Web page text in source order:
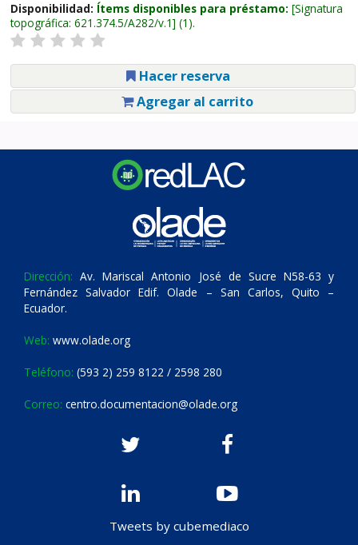
Disponibilidad: Ítems disponibles para préstamo: Signatura
topográfica: 621.374.5/A282/v.1 (1).
Hacer reserva
Agregar al carrito
Dirección: Av. Mariscal Antonio José de Sucre N58-63 y
Fernández Salvador Edif. Olade – San Carlos, Quito –
Ecuador.
Web: www.olade.org
Teléfono: (593 2) 259 8122 / 2598 280
Correo: centro.documentacion@olade.org
Tweets by cubemediaco